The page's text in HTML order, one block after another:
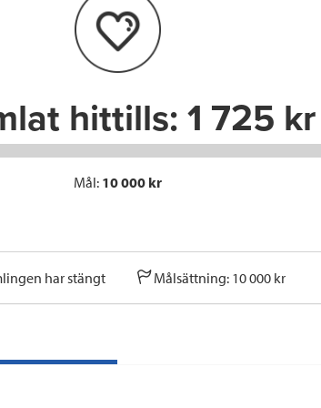
I
n
hittills: 1 725 kr
Mål: 10 000 kr
har stängt Målsättning: 10 000 kr